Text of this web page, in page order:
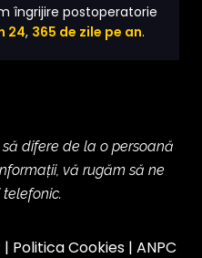
îngrijire postoperatorie
24, 365 de zile pe an.
difere de la o persoană
vă rugăm să ne
| Politica Cookies| ANPC